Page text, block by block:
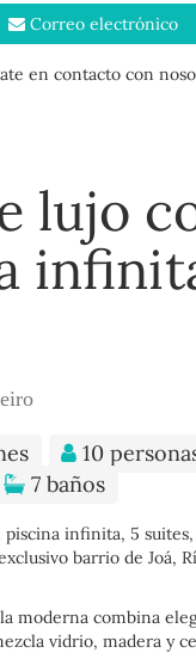
lujo
10
7 baños
infinita, 5 suites,
barrio de Joá,
moderna combina
vidrio, madera y
Correo electrónico
en contacto con